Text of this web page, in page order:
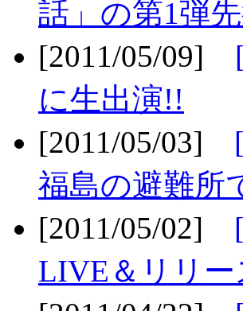
話」の第1弾
[2011/05/09]
に生出演!!
[2011/05/03]
福島の避難所
[2011/05/02]
LIVE＆リリ